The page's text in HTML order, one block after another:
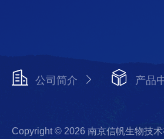
公司简介 产品
Copyright © 2026 南京信帆生物技